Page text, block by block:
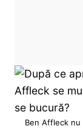
Ben Affleck nu